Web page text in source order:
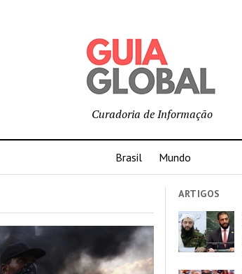
Curadoria de Informação
Brasil Mundo
ARTIGOS